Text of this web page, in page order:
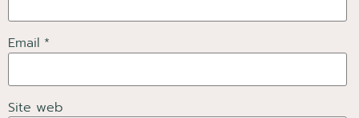
Email *
Site web